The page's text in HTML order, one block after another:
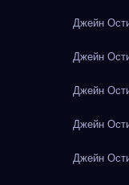
Джейн
Джейн
Джейн
Джейн
Джейн